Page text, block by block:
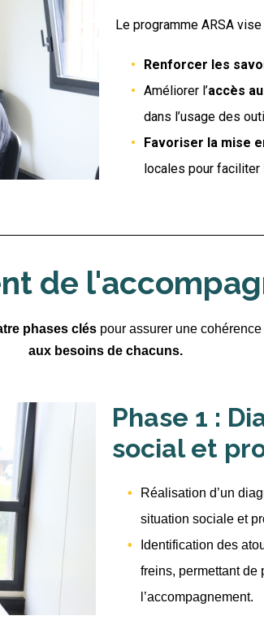
Le programme ARSA vise
Renforcer les
Améliorer l’accès
dans l’usage des
Favoriser la mise
locales pour faciliter
de
phases clés pour assurer une
aux besoins de chacuns.
Phase 1 :
social et
Réalisation d’un
situation sociale et
Identification des
freins, permettant de
l’accompagnement.